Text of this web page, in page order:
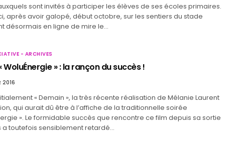
sont invités à participer les élèves de ses écoles primaires.
après avoir galopé, début octobre, sur les sentiers du stade
désormais en ligne de mire le…
- ARCHIVES
WoluÉnergie » : la rançon du succès !
2016
« Demain », la très récente réalisation de Mélanie Laurent
qui aurait dû être à l’affiche de la traditionnelle soirée
». Le formidable succès que rencontre ce film depuis sa sortie
a toutefois sensiblement retardé…